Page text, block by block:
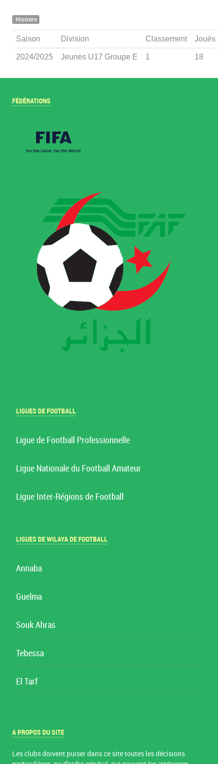
Histoire
Saison Division Classement Joués
2024/2025 Jeunes U17 Groupe E 1 18
FÉDÉRATIONS
LIGUES DE FOOTBALL
Ligue de Football Professionnelle
Ligue Nationale du Football Amateur
Ligue Inter-Régions de Football
LIGUES DE WILAYA DE FOOTBALL
Annaba
Guelma
Souk Ahras
Tebessa
El Tarf
A PROPOS DU SITE
Les clubs doivent puiser dans ce site toutes les décisions